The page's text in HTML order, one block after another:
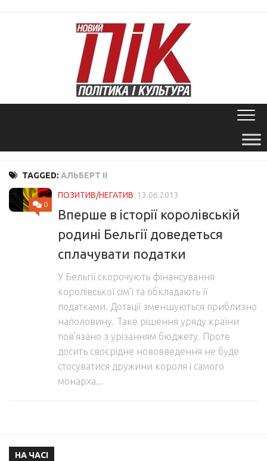
TAGGED: АЛЬБЕРТ II
0
ПОЗИТИВ/НЕГАТИВ 13.06.2013
Вперше в історії королівській
родині Бельгії доведеться
сплачувати податки
У Бельгії скорочують фінансування
королівської сім’ї та обкладають її
податками. Дотації зменшуються приблизно
наполовину. Таке рішення уряду країни
пов’язано з урізанням бюджету. Проте
досить своєрідне нововведення не буде
стосуватися дружини короля і самого
монарха...
НА ЧАСІ